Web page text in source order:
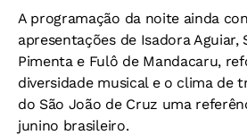
A programação da noite ainda
apresentações de Isadora Aguiar,
Pimenta e Fulô de Mandacaru,
diversidade musical e o clima de
do São João de Cruz uma
junino brasileiro.